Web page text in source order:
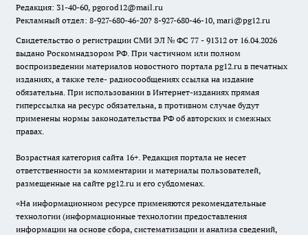
Редакция: 31-40-60, pgorod12@mail.ru
Рекламный отдел: 8-927-680-46-20? 8-927-680-46-10, mari@pg12.ru
Свидетельство о регистрации СМИ ЭЛ № ФС 77 - 91312 от 16.04.2026
выдано Роскомнадзором РФ. При частичном или полном
воспроизведении материалов новостного портала pg12.ru в печатных
изданиях, а также теле- радиосообщениях ссылка на издание
обязательна. При использовании в Интернет-изданиях прямая
гиперссылка на ресурс обязательна, в противном случае будут
применены нормы законодательства РФ об авторских и смежных
правах.
Возрастная категория сайта 16+. Редакция портала не несет
ответственности за комментарии и материалы пользователей,
размещенные на сайте pg12.ru и его субдоменах.
«На информационном ресурсе применяются рекомендательные
технологии (информационные технологии предоставления
информации на основе сбора, систематизации и анализа сведений,